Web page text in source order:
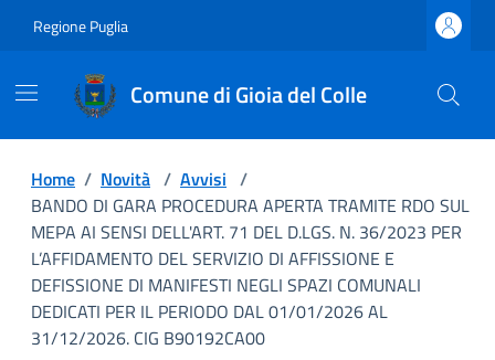
Regione Puglia
Comune di Gioia del Colle
Home / Novità / Avvisi /
BANDO DI GARA PROCEDURA APERTA TRAMITE RDO SUL
MEPA AI SENSI DELL'ART. 71 DEL D.LGS. N. 36/2023 PER
L’AFFIDAMENTO DEL SERVIZIO DI AFFISSIONE E
DEFISSIONE DI MANIFESTI NEGLI SPAZI COMUNALI
DEDICATI PER IL PERIODO DAL 01/01/2026 AL
31/12/2026. CIG B90192CA00